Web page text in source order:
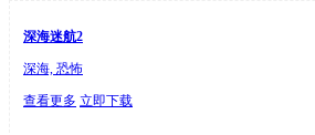
深海迷航2
深海, 恐怖
查看更多 立即下载